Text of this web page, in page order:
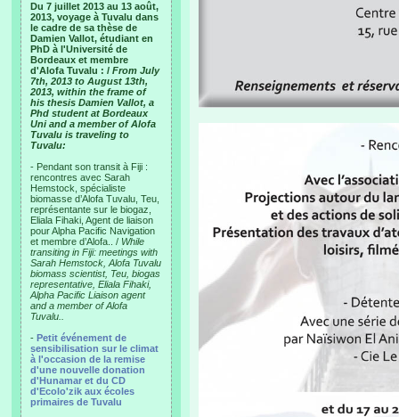
Du 7 juillet 2013 au 13 août,
2013, voyage à Tuvalu dans
le cadre de sa thèse de
Damien Vallot, étudiant en
PhD à l'Université de
Bordeaux et membre
d'Alofa Tuvalu : / From July
7th, 2013 to August 13th,
2013, within the frame of
his thesis Damien Vallot, a
Phd student at Bordeaux
Uni and a member of Alofa
Tuvalu is traveling to
Tuvalu:
- Pendant son transit à Fiji :
rencontres avec Sarah
Hemstock, spécialiste
biomasse d’Alofa Tuvalu, Teu,
représentante sur le biogaz,
Eliala Fihaki, Agent de liaison
pour Alpha Pacific Navigation
et membre d’Alofa.. / While
transiting in Fiji: meetings with
Sarah Hemstock, Alofa Tuvalu
biomass scientist, Teu, biogas
representative, Eliala Fihaki,
Alpha Pacific Liaison agent
and a member of Alofa
Tuvalu..
- Petit événement de
sensibilisation sur le climat
à l'occasion de la remise
d'une nouvelle donation
d'Hunamar et du CD
d'Ecolo'zik aux écoles
primaires de Tuvalu